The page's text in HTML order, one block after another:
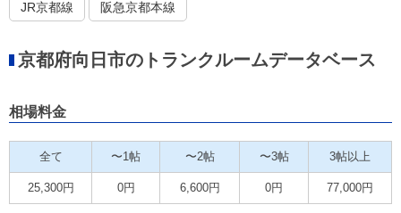
JR京都線 阪急京都本線
京都府向日市のトランクルームデータベース
相場料金
全て 〜1帖 〜2帖 〜3帖 3帖以上
25,300円 0円 6,600円 0円 77,000円